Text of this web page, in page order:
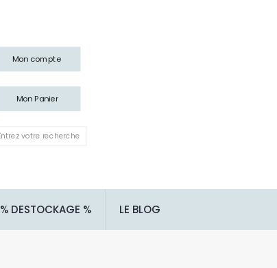
Mon compte
Mon Panier
% DESTOCKAGE % LE BLOG